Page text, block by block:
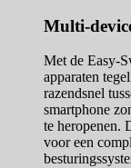
Multi-
Met de Easy-
apparaten
razendsnel
smartphone
te heropenen.
voor een